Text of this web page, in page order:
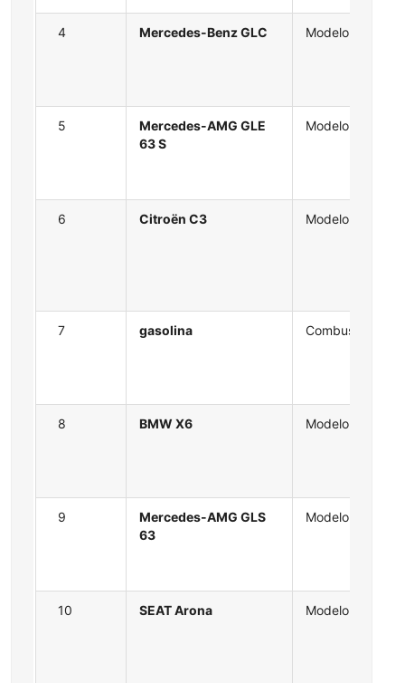
4 Mercedes-Benz GLC Modelo
5
Mercedes-AMG GLE
63 S
Modelo
6 Citroën C3 Modelo
7 gasolina Combustible
8 BMW X6 Modelo
9
Mercedes-AMG GLS
63
Modelo
10 SEAT Arona Modelo